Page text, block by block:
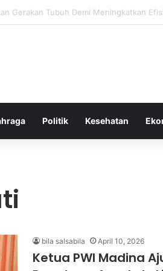
Ringan yang Efektif Membakar Lemak
Politik Kesehatan
bila salsabila April 10, 2026
Ketua PWI Madina